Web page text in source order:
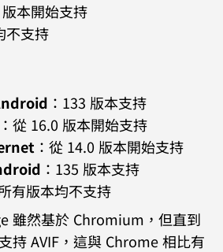
版本開始支持
不支持
：133 版本支持
：從 16.0 版本開始支持
：從 14.0 版本開始支持
：135 版本支持
有版本均不支持
雖然基於 Chromium，但直到
持 AVIF，這與 Chrome 相比有